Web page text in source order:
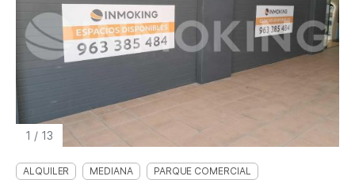
1 / 13
ALQUILER MEDIANA PARQUE COMERCIAL